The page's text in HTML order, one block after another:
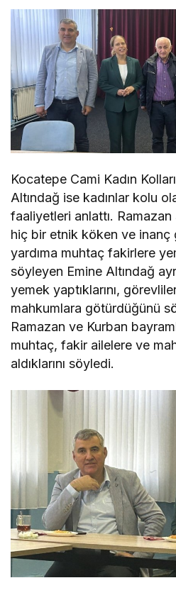
Kocatepe Cami Kadın
Altındağ ise kadınlar kolu
faaliyetleri anlattı.
hiç bir etnik köken ve inanç
yardıma muhtaç fakirlere
söyleyen Emine Altındağ
yemek yaptıklarını,
mahkumlara götürdüğünü
Ramazan ve Kurban
muhtaç, fakir ailelere ve
aldıklarını söyledi.